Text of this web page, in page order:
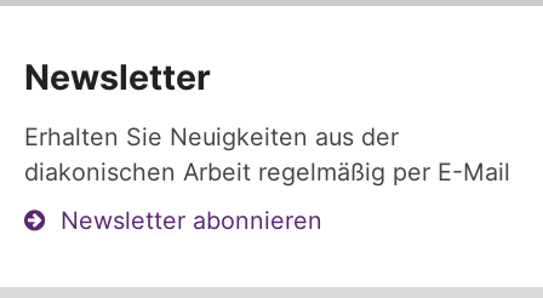
Newsletter
Erhalten Sie Neuigkeiten aus der
diakonischen Arbeit regelmäßig per E-Mail
Newsletter abonnieren